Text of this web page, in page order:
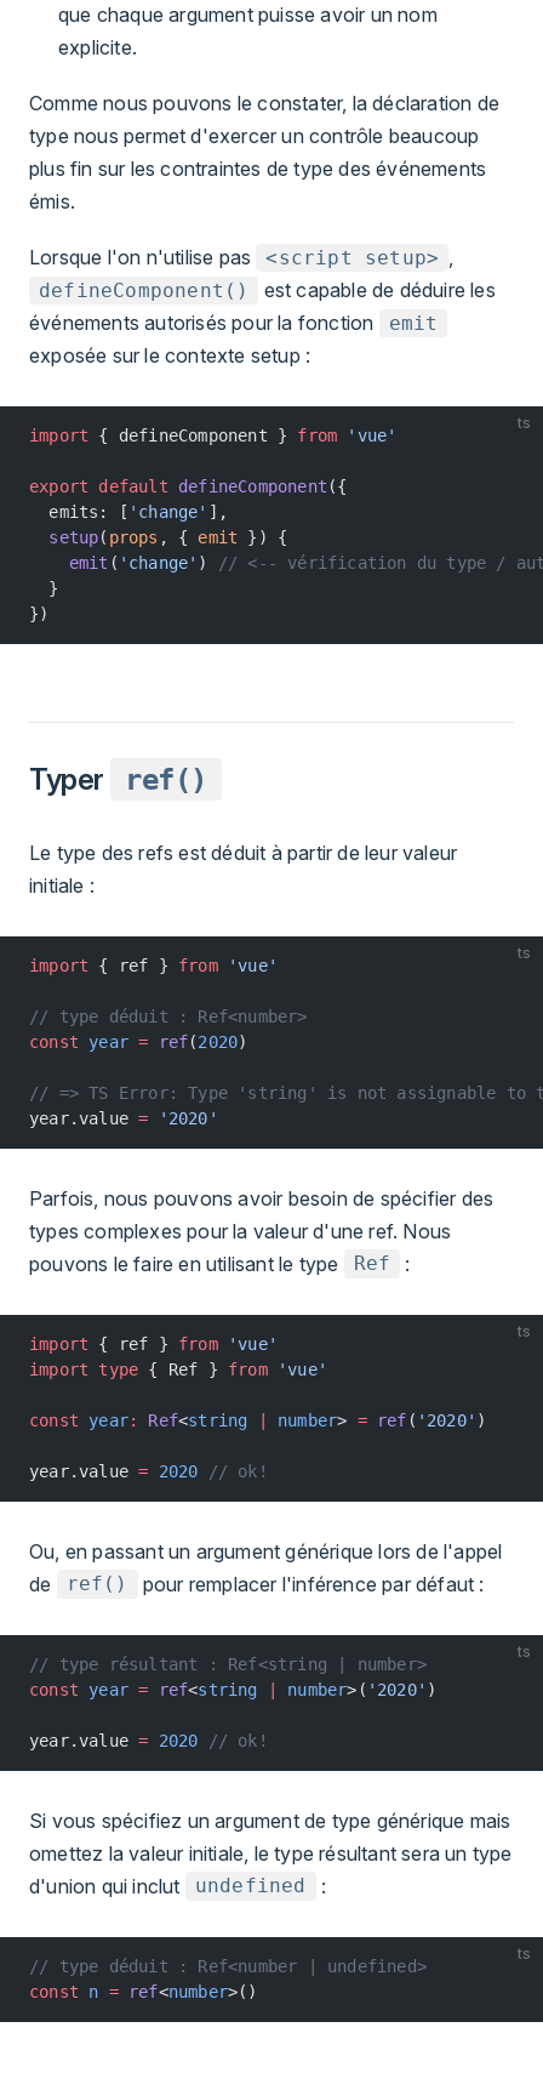
que chaque argument puisse avoir un nom
explicite.
Comme nous pouvons le constater, la déclaration de
type nous permet d'exercer un contrôle beaucoup
plus fin sur les contraintes de type des événements
émis.
Lorsque l'on n'utilise pas <script setup> ,
defineComponent()
est capable de déduire les
événements autorisés pour la fonction
emit
exposée sur le contexte setup :
ts
import { defineComponent } from 'vue'
export default defineComponent ({
  emits: [
'change' ],
  setup
( props , { emit }) {
    emit
( 'change' )
// <-- vérification du type /
  }
})
Typer ref()
Le type des refs est déduit à partir de leur valeur
initiale :
ts
import { ref } from 'vue'
// type déduit : Ref<number>
const year = ref(2020)
// => TS Error: Type 'string' is not assignable to
year.value = '2020'
Parfois, nous pouvons avoir besoin de spécifier des
types complexes pour la valeur d'une ref. Nous
pouvons le faire en utilisant le type
Ref :
ts
import { ref } from 'vue'
import type { Ref } from 'vue'
const year: Ref<string number> = ref ( '2020' )
year.value = 2020 // ok!
Ou, en passant un argument générique lors de l'appel
de
ref() pour remplacer l'inférence par défaut :
ts
// type résultant : Ref<string | number>
const year = ref<string number>( '2020' )
year.value = 2020 // ok!
Si vous spécifiez un argument de type générique mais
omettez la valeur initiale, le type résultant sera un type
d'union qui inclut
undefined :
ts
// type déduit : Ref<number | undefined>
const n = ref<number>()